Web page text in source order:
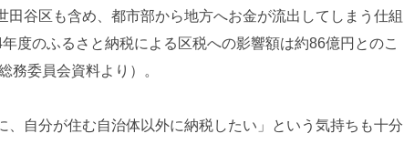
田谷区も含め、都市部から地方へお金が流出してしまう仕組
度のふるさと納税による区税への影響額は約86億円とのこ
務委員会資料より）。
、自分が住む自治体以外に納税したい」という気持ちも十分